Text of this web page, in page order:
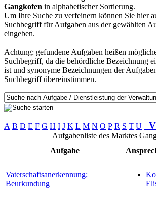
Gangkofen in alphabetischer Sortierung.
Um Ihre Suche zu verfeinern können Sie hier
Suchbegriff für Aufgaben aus der gewählten
eingeben.
Achtung: gefundene Aufgaben heißen
Suchbegriff, da die behördliche Bezeichnung
ist und synonyme Bezeichnungen der
Suchbegriff übereinstimmen.
A B D E F G H I J K L M N O P R S T U V
Aufgabenliste des Marktes
Aufgabe
Vaterschaftsanerkennung;
Beurkundung